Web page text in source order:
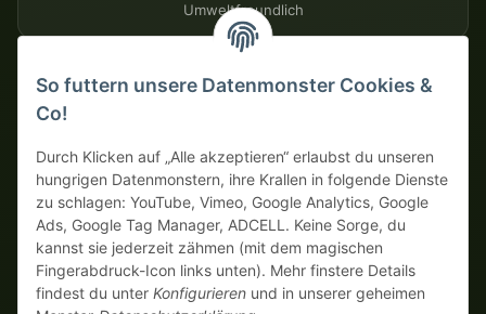
Umweltfreundlich
SICHERE ZAHLUNGSMETHODEN
So futtern unsere Datenmonster Cookies &
Co!
Durch Klicken auf „Alle akzeptieren“ erlaubst du unseren
hungrigen Datenmonstern, ihre Krallen in folgende Dienste
zu schlagen: YouTube, Vimeo, Google Analytics, Google
Ads, Google Tag Manager, ADCELL. Keine Sorge, du
kannst sie jederzeit zähmen (mit dem magischen
Fingerabdruck-Icon links unten). Mehr finstere Details
findest du unter Konfigurieren und in unserer geheimen
Dein WhatsApp-Tor zur
Monster Service Team
von tapemonster.de